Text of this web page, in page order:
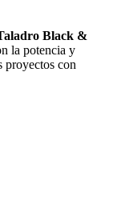
Black &
la potencia y
proyectos con